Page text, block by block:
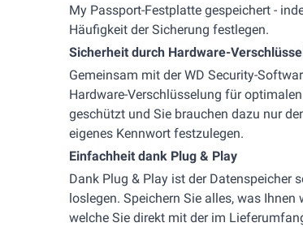
My Passport-Festplatte gespeichert -
Häufigkeit der Sicherung festlegen.
Sicherheit durch Hardware-
Gemeinsam mit der WD Security-
Hardware-Verschlüsselung für
geschützt und Sie brauchen dazu nur
eigenes Kennwort festzulegen.
Einfachheit dank Plug & Play
Dank Plug & Play ist der Datenspeicher
loslegen. Speichern Sie alles, was
welche Sie direkt mit der im